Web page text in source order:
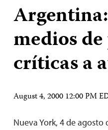
medios
críticas a
August 4, 2000 12:00 PM
Nueva York, 4 de